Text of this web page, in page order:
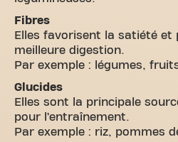
Fibres
Elles favorisent la satiété et
meilleure digestion.
Par exemple : légumes,
Glucides
Elles sont la principale
pour l’entraînement.
Par exemple : riz, pommes